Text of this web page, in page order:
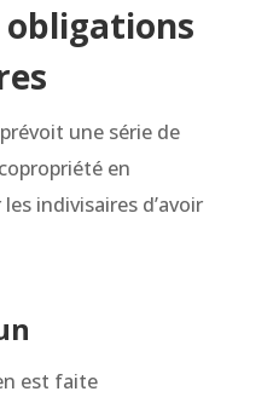
une série de
en
indivisaires d’avoir
est faite